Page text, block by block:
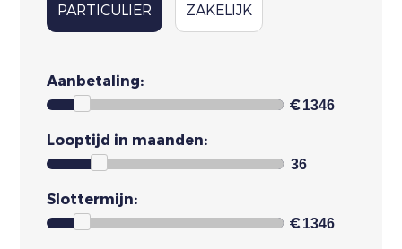
PARTICULIER ZAKELIJK
Aanbetaling:
€
Looptijd in maanden:
Slottermijn:
€